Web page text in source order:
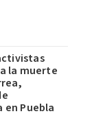
la muerte
en Puebla